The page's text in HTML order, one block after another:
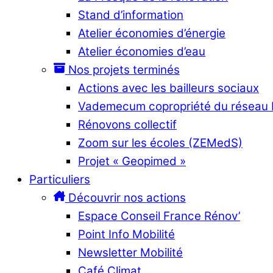
Stand d’information
Atelier économies d’énergie
Atelier économies d’eau
Nos projets terminés
Actions avec les bailleurs sociaux
Vademecum copropriété du réseau
Rénovons collectif
Zoom sur les écoles (ZEMedS)
Projet « Geopimed »
Particuliers
Découvrir nos actions
Espace Conseil France Rénov’
Point Info Mobilité
Newsletter Mobilité